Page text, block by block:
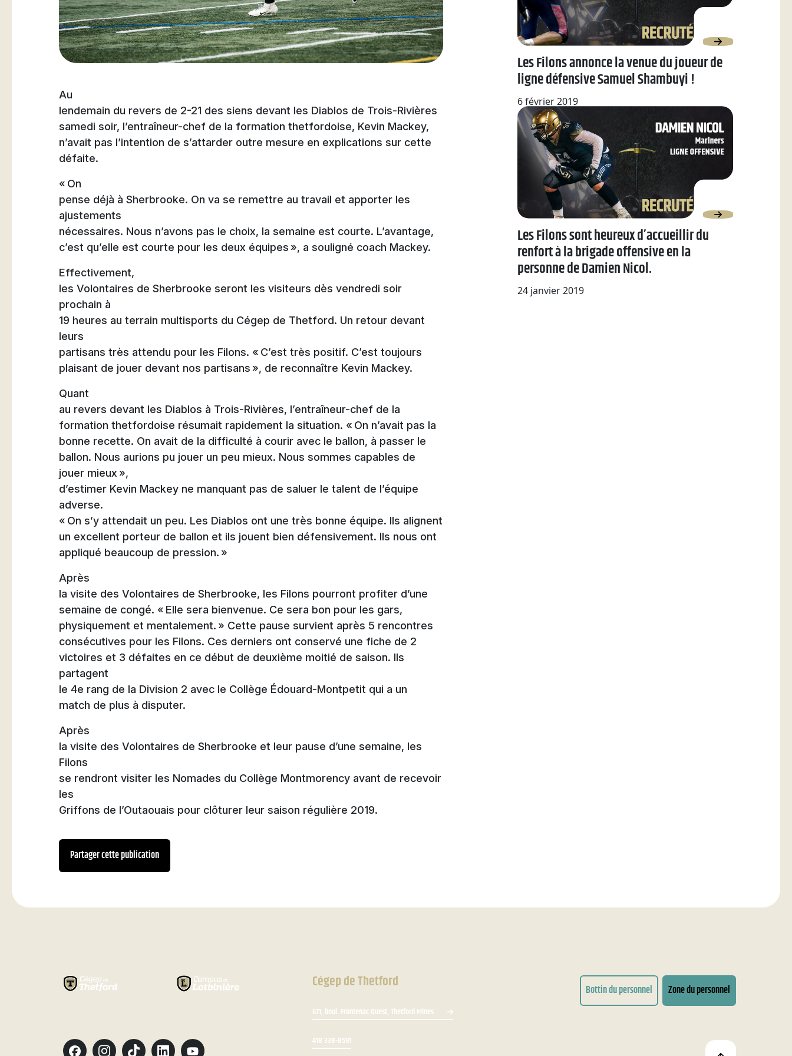
Natation
Badminton
Au
lendemain du revers de 2-21 des siens devant les Diablos de Trois-Rivières
samedi soir, l’entraîneur-chef de la formation thetfordoise, Kevin Mackey,
n’avait pas l’intention de s’attarder outre mesure en explications sur cette
défaite.
« On
pense déjà à Sherbrooke. On va se remettre au travail et apporter les
ajustements
nécessaires. Nous n’avons pas le choix, la semaine est courte. L’avantage,
c’est qu’elle est courte pour les deux équipes », a souligné coach Mackey.
Effectivement,
les Volontaires de Sherbrooke seront les visiteurs dès vendredi soir
prochain à
19 heures au terrain multisports du Cégep de Thetford. Un retour devant
leurs
partisans très attendu pour les Filons. « C’est très positif. C’est toujours
plaisant de jouer devant nos partisans », de reconnaître Kevin Mackey.
Quant
au revers devant les Diablos à Trois-Rivières, l’entraîneur-chef de la
formation thetfordoise résumait rapidement la situation. « On n’avait pas la
bonne recette. On avait de la difficulté à courir avec le ballon, à passer le
ballon. Nous aurions pu jouer un peu mieux. Nous sommes capables de
jouer mieux »,
d’estimer Kevin Mackey ne manquant pas de saluer le talent de l’équipe
adverse.
« On s’y attendait un peu. Les Diablos ont une très bonne équipe. Ils alignent
un excellent porteur de ballon et ils jouent bien défensivement. Ils nous ont
appliqué beaucoup de pression. »
Après
la visite des Volontaires de Sherbrooke, les Filons pourront profiter d’une
semaine de congé. « Elle sera bienvenue. Ce sera bon pour les gars,
physiquement et mentalement. » Cette pause survient après 5 rencontres
consécutives pour les Filons. Ces derniers ont conservé une fiche de 2
victoires et 3 défaites en ce début de deuxième moitié de saison. Ils
partagent
le 4e rang de la Division 2 avec le Collège Édouard-Montpetit qui a un
match de plus à disputer.
Après
la visite des Volontaires de Sherbrooke et leur pause d’une semaine, les
Filons
se rendront visiter les Nomades du Collège Montmorency avant de recevoir
les
Griffons de l’Outaouais pour clôturer leur saison régulière 2019.
Partager cette publication
Les Filons annonce la venue du joueur de
ligne défensive Samuel Shambuyi !
6 février 2019
Les Filons sont heureux d’accueillir du
renfort à la brigade offensive en la
personne de Damien Nicol.
24 janvier 2019
Cégep de Thetford
671, boul. Frontenac Ouest, Thetford Mines
418 338-8591
Bottin du personnel Zone du personnel